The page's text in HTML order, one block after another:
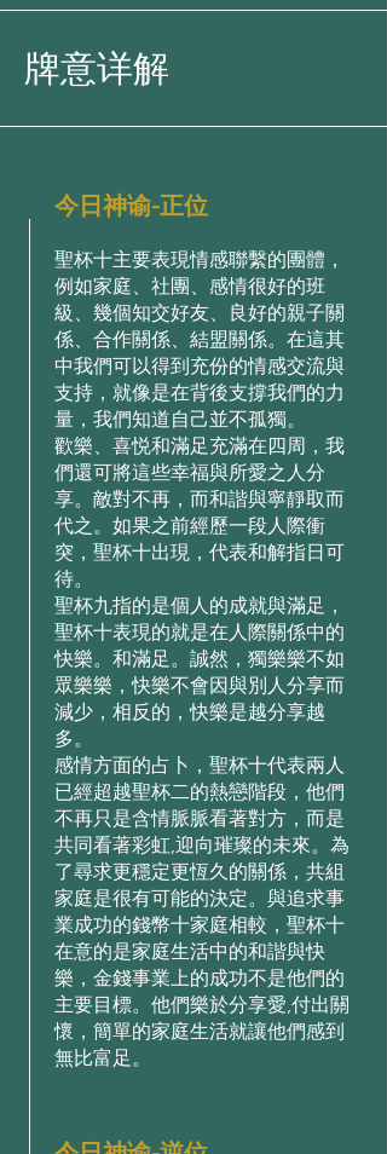
牌意详解
今日神谕-正位
聖杯⼗主要表現情感聯繫的團體，
例如家庭、社團、感情很好的班
級、幾個知交好友、良好的親⼦關
係、合作關係、結盟關係。在這其
中我們可以得到充份的情感交流與
⽀持，就像是在背後⽀撐我們的⼒
量，我們知道⾃⼰並不孤獨。
歡樂、喜悦和滿⾜充滿在四周，我
們還可將這些幸福與所愛之⼈分
享。敵對不再，⽽和諧與寧靜取⽽
代之。如果之前經歷⼀段⼈際衝
突，聖杯⼗出現，代表和解指⽇可
待。
聖杯九指的是個⼈的成就與滿⾜，
聖杯⼗表現的就是在⼈際關係中的
快樂。和滿⾜。誠然，獨樂樂不如
眾樂樂，快樂不會因與別⼈分享⽽
減少，相反的，快樂是越分享越
多。
感情⽅⾯的占⼘，聖杯⼗代表兩⼈
已經超越聖杯⼆的熱戀階段，他們
不再只是含情脈脈看著對⽅，⽽是
共同看著彩虹,迎向璀璨的未來。為
了尋求更穩定更恆久的關係，共組
家庭是很有可能的決定。與追求事
業成功的錢幣⼗家庭相較，聖杯⼗
在意的是家庭⽣活中的和諧與快
樂，⾦錢事業上的成功不是他們的
主要⽬標。他們樂於分享愛,付出關
懷，簡單的家庭⽣活就讓他們感到
無⽐富⾜。